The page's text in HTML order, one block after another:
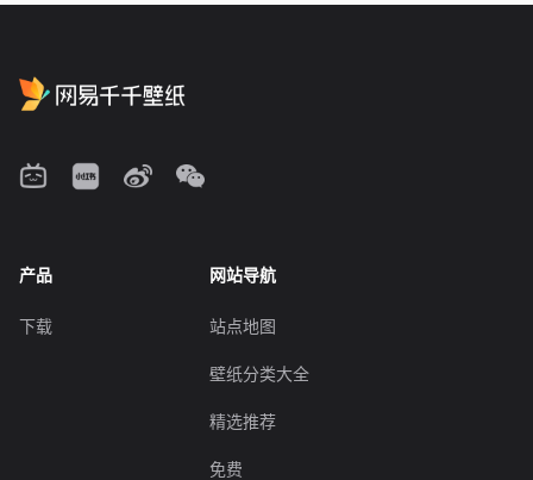
产品
下载
网站导航
站点地图
壁纸分类大全
精选推荐
免费